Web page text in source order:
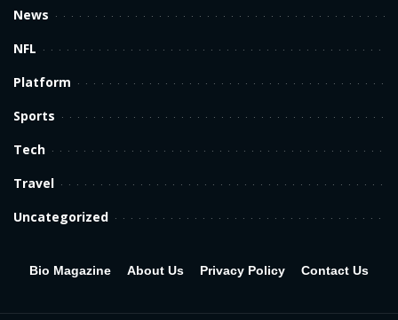
News
NFL
Platform
Sports
Tech
Travel
Uncategorized
Bio Magazine About Us Privacy Policy Contact Us